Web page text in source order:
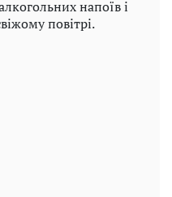
напоїв і
повітрі.